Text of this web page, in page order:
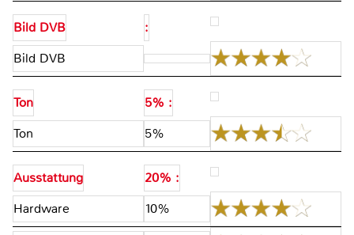
Bild DVB
:
Bild DVB
Ton
5% :
Ton
5%
Ausstattung
20% :
Hardware
10%